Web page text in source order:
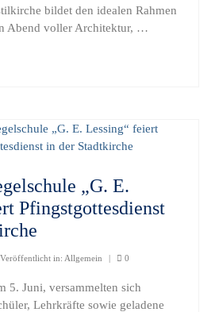
bildet den idealen Rahmen
Abend voller Architektur, …
„G. E.
Pfingstgottesdienst
Veröffentlicht in: Allgemein | 0
5. Juni, versammelten sich
Lehrkräfte sowie geladene